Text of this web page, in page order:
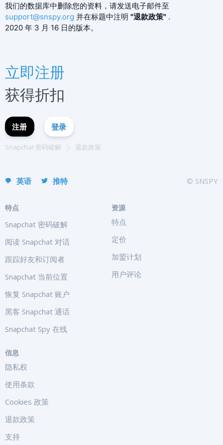
我们的数据库中删除您的资料，请发送电子邮件至
support@snspy.org 并在标题中注明 "退款政策" .
2020 年 3 月 16 日的版本。
立即注册
获得折扣
注册 登录
Snapchat 密码破解 退款政策
英语
Français
English
Portuguese (Brazil)
Хинди हिन्दी
Italiano
推特 © SNSPY
特点
Snapchat 密码破解
阅读 Snapchat 对话
跟踪好友和订阅者
Snapchat 当前位置
恢复 Snapchat 账户
黑客 Snapchat 通话
Snapchat Spy 在线
资源
特点
定价
加盟计划
用户评论
信息
隐私权
使用条款
Cookies 政策
退款政策
支持